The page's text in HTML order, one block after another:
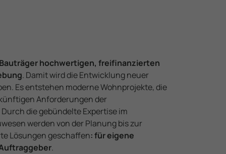
hochwertigen, freifinanzierten
. Damit wird die Entwicklung neuer
Es entstehen moderne Wohnprojekte, die
Anforde­rungen der
die gebündelte Expertise im
werden von der Planung bis zur
Lösungen geschaffen: für eigene
.